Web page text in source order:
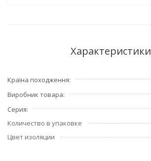
Характеристики
Країна походження
Виробник товара
Серия
Количество в упаковке
Цвет изоляции